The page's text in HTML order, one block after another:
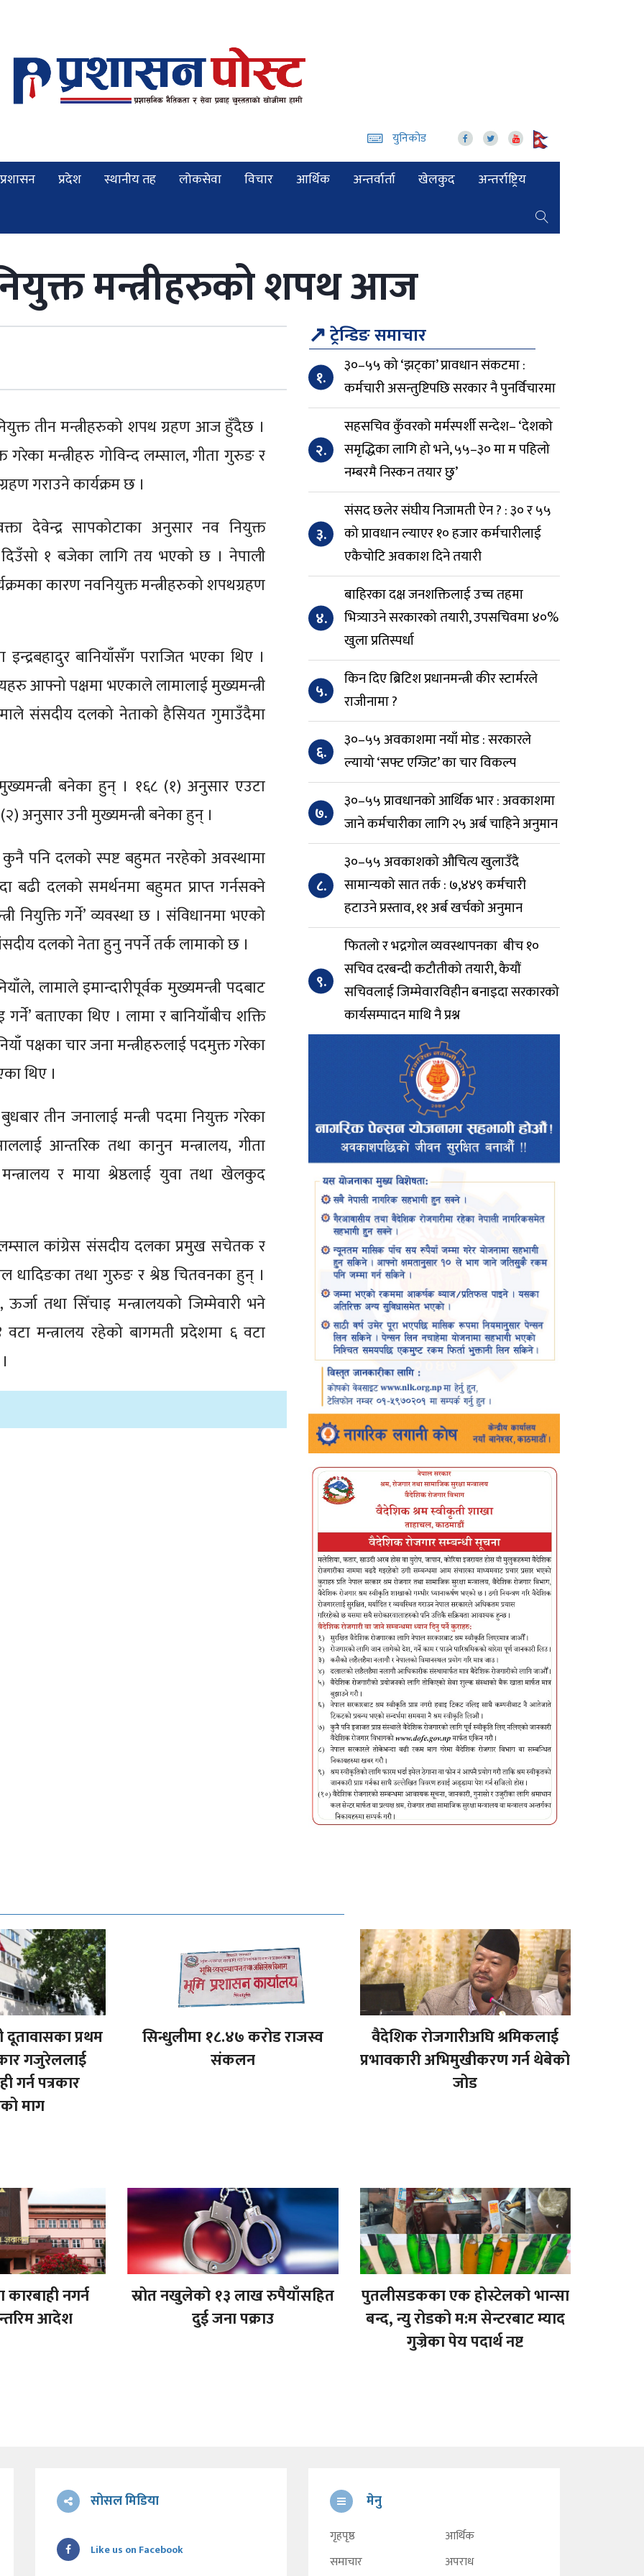
युनिकोड
प्रदेश स्थानीय तह लोकसेवा विचार आर्थिक अन्तर्वार्ता खेलकुद अन्तर्राष्ट्रिय
मन्त्रीहरुको शपथ आज
तीन मन्त्रीहरुको शपथ ग्रहण आज हुँदैछ ।
गरेका मन्त्रीहरु गोविन्द लम्साल, गीता गुरुङ र
गराउने कार्यक्रम छ ।
देवेन्द्र सापकोटाका अनुसार नव नियुक्त
दिउँसो १ बजेका लागि तय भएको छ । नेपाली
कारण नवनियुक्त मन्त्रीहरुको शपथग्रहण
बानियाँसँग पराजित भएका थिए ।
आफ्नो पक्षमा भएकाले लामालाई मुख्यमन्त्री
संसदीय दलको नेताको हैसियत गुमाउँदैमा
बनेका हुन् । १६८ (१) अनुसार एउटा
अनुसार उनी मुख्यमन्त्री बनेका हुन् ।
कुनै पनि दलको स्पष्ट बहुमत नरहेको अवस्थामा
बढी दलको समर्थनमा बहुमत प्राप्त गर्नसक्ने
नियुक्ति गर्ने’ व्यवस्था छ । संविधानमा भएको
दलको नेता हुनु नपर्ने तर्क लामाको छ ।
लामाले इमान्दारीपूर्वक मुख्यमन्त्री पदबाट
गर्ने’ बताएका थिए । लामा र बानियाँबीच शक्ति
पक्षका चार जना मन्त्रीहरुलाई पदमुक्त गरेका
थिए ।
तीन जनालाई मन्त्री पदमा नियुक्त गरेका
आन्तरिक तथा कानुन मन्त्रालय, गीता
र माया श्रेष्ठलाई युवा तथा खेलकुद
कांग्रेस संसदीय दलका प्रमुख सचेतक र
तथा गुरुङ र श्रेष्ठ चितवनका हुन् ।
तथा सिँचाइ मन्त्रालयको जिम्मेवारी भने
मन्त्रालय रहेको बागमती प्रदेशमा ६ वटा
↗ट्रेन्डिङ समाचार
१.
३०–५५ को ‘झट्का’ प्रावधान संकटमा :
कर्मचारी असन्तुष्टिपछि सरकार नै पुनर्विचारमा
२.
सहसचिव कुँवरको मर्मस्पर्शी सन्देश– ‘देशको
समृद्धिका लागि हो भने, ५५–३० मा म पहिलो
नम्बरमै निस्कन तयार छु’
३.
संसद छलेर संघीय निजामती ऐन ? : ३० र ५५
को प्रावधान ल्याएर १० हजार कर्मचारीलाई
एकैचोटि अवकाश दिने तयारी
४.
बाहिरका दक्ष जनशक्तिलाई उच्च तहमा
भित्र्याउने सरकारको तयारी, उपसचिवमा ४०%
खुला प्रतिस्पर्धा
५.
किन दिए ब्रिटिश प्रधानमन्त्री कीर स्टार्मरले
राजीनामा ?
६.
३०–५५ अवकाशमा नयाँ मोड : सरकारले
ल्यायो ‘सफ्ट एग्जिट’ का चार विकल्प
७.
३०–५५ प्रावधानको आर्थिक भार : अवकाशमा
जाने कर्मचारीका लागि २५ अर्ब चाहिने अनुमान
८.
३०–५५ अवकाशको औचित्य खुलाउँदै
सामान्यको सात तर्क : ७,४४९ कर्मचारी
हटाउने प्रस्ताव, ११ अर्ब खर्चको अनुमान
९.
फितलो र भद्रगोल व्यवस्थापनका बीच १०
सचिव दरबन्दी कटौतीको तयारी, कैयौं
सचिवलाई जिम्मेवारविहीन बनाइदा सरकारको
कार्यसम्पादन माथि नै प्रश्न
दूतावासका प्रथम
गजुरेललाई
गर्न पत्रकार
माग
सिन्धुलीमा १८.४७ करोड राजस्व
संकलन
वैदेशिक रोजगारीअघि श्रमिकलाई
प्रभावकारी अभिमुखीकरण गर्न थेबेको
जोड
कारबाही नगर्न
आदेश
स्रोत नखुलेको १३ लाख रुपैयाँसहित
दुई जना पक्राउ
पुतलीसडकका एक होस्टेलको भान्सा
बन्द, न्यु रोडको म:म सेन्टरबाट म्याद
गुज्रेका पेय पदार्थ नष्ट
सोसल मिडिया
Like us on Facebook
मेनु
गृहपृष्ठ
समाचार
आर्थिक
अपराध